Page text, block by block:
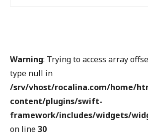
Warning: Trying to access array
type null in
/srv/vhost/rocalina.com/home/
content/plugins/swift-
framework/includes/widgets/
on line30